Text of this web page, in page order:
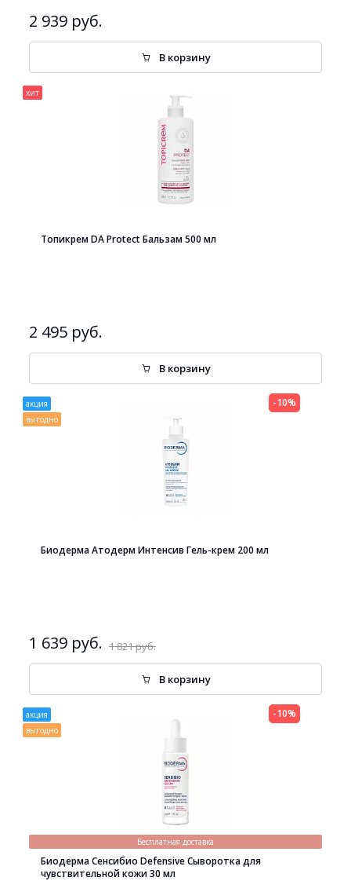
2 939 руб.
В корзину
хит
Топикрем DA Protect Бальзам 500 мл
2 495 руб.
В корзину
акция
выгодно
Биодерма Атодерм Интенсив Гель-крем 200 мл
1 639 руб. 1 821 руб.
-10%
В корзину
акция
выгодно
Бесплатная доставка
Биодерма Сенсибио Defensive Сыворотка для
чувствительной кожи 30 мл
-10%